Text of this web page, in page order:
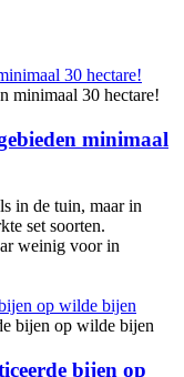
30 hectare!
minimaal
in de tuin, maar in
set soorten.
weinig voor in
op wilde bijen
bijen op